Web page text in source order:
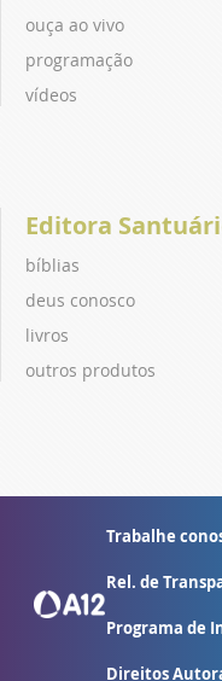
ouça ao vivo
programação
vídeos
Editora
bíblias
deus conosco
livros
outros produtos
Trabalhe
Rel. de
Programa de
Direitos